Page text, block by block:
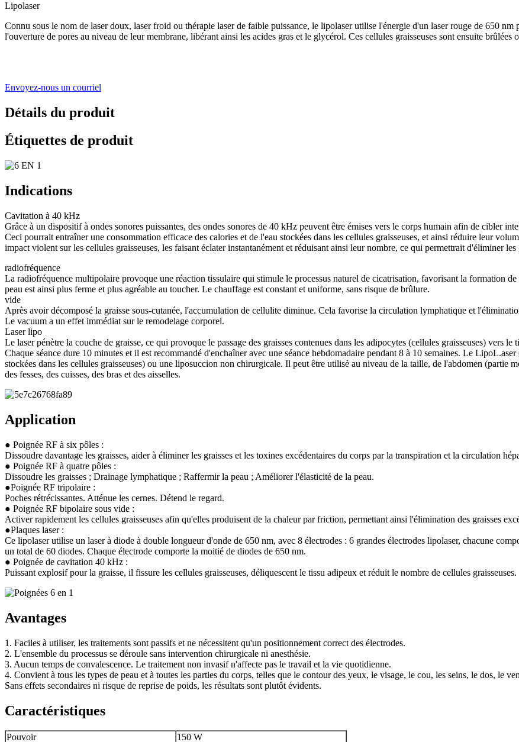
Lipolaser
Connu sous le nom de laser doux, laser froid ou thérapie laser de faible puissance, le lipolaser utilise l'énergie d'un laser rouge de 650
l'ouverture de pores au niveau de leur membrane, libérant ainsi les acides gras et le glycérol. Ces cellules graisseuses sont ensuite
Envoyez-nous un courriel
Détails du produit
Étiquettes de produit
Indications
Cavitation à 40 kHz
Grâce à un dispositif à ondes sonores puissantes, des ondes sonores de 40 kHz peuvent être émises vers le corps humain afin de cibler
Ceci pourrait entraîner une consommation efficace des calories et de l'eau stockées dans les cellules graisseuses, et ainsi réduire leur
impact violent sur les cellules graisseuses, les faisant éclater instantanément et réduisant ainsi leur nombre, ce qui permettrait d'éliminer les
radiofréquence
La radiofréquence multipolaire provoque une réaction tissulaire qui stimule le processus naturel de cicatrisation, favorisant la formation
peau est ainsi plus ferme et plus agréable au toucher. Le chauffage est constant et uniforme, sans risque de brûlure.
vide
Après avoir décomposé la graisse sous-cutanée, l'accumulation de cellulite diminue. Cela favorise la circulation lymphatique et
Le vacuum a un effet immédiat sur le remodelage corporel.
Laser lipo
Le laser pénètre la couche de graisse, ce qui provoque le passage des graisses contenues dans les adipocytes (cellules graisseuses) vers
Chaque séance dure 10 minutes et il est recommandé d'enchaîner avec une séance hebdomadaire pendant 8 à 10 semaines. Le
stockées dans les cellules graisseuses) ou une liposuccion non chirurgicale. Il peut être utilisé au niveau de la taille, de l'abdomen (partie
des fesses, des cuisses, des bras et des aisselles.
Application
● Poignée RF à six pôles :
Dissoudre davantage les graisses, aider à éliminer les graisses et les toxines excédentaires du corps par la transpiration et la circulation
● Poignée RF à quatre pôles :
Dissoudre les graisses ; Drainage lymphatique ; Raffermir la peau ; Améliorer l'élasticité de la peau.
●Poignée RF tripolaire :
Poches rétrécissantes. Atténue les cernes. Détend le regard.
● Poignée RF bipolaire sous vide :
Activer rapidement les cellules graisseuses afin qu'elles produisent de la chaleur par friction, permettant ainsi l'élimination des graisses
●Plaques laser :
Ce lipolaser utilise un laser à diode à double longueur d'onde de 650 nm, avec 8 électrodes : 6 grandes électrodes lipolaser, chacune
un total de 60 diodes. Chaque électrode comporte la moitié de diodes de 650 nm.
● Poignée de cavitation 40 kHz :
Puissant explosif pour la graisse, il fissure les cellules graisseuses, déliquescent le tissu adipeux et réduit le nombre de cellules graisseuses.
Avantages
1. Faciles à utiliser, les traitements sont passifs et ne nécessitent qu'un positionnement correct des électrodes.
2. L'ensemble du processus se déroule sans intervention chirurgicale ni anesthésie.
3. Aucun temps de convalescence. Le traitement non invasif n'affecte pas le travail et la vie quotidienne.
4. Convient à tous les types de peau et à toutes les parties du corps, telles que le contour des yeux, le visage, le cou, les seins, le dos, le
Sans effets secondaires ni risque de reprise de poids, les résultats sont plutôt évidents.
Caractéristiques
Pouvoir 150 W